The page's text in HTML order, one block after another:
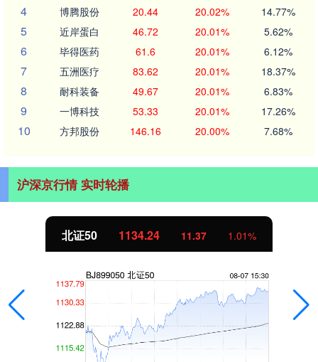
4 博腾股份 20.44 20.02% 14.77%
5 近岸蛋白 46.72 20.01% 5.62%
6 毕得医药 61.6 20.01% 6.12%
7 五洲医疗 83.62 20.01% 18.37%
8 耐科装备 49.67 20.01% 6.83%
9 一博科技 53.33 20.01% 17.26%
10 方邦股份 146.16 20.00% 7.68%
沪深京行情 实时轮播
北证50 1134.24 11.37 1.01%